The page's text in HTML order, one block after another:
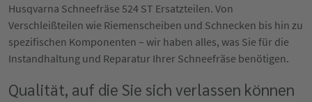
Husqvarna Schneefräse 524 ST Ersatzteilen. Von
Verschleißteilen wie Riemenscheiben und Schnecken bis hin zu
spezifischen Komponenten – wir haben alles, was Sie für die
Instandhaltung und Reparatur Ihrer Schneefräse benötigen.
Qualität, auf die Sie sich verlassen können